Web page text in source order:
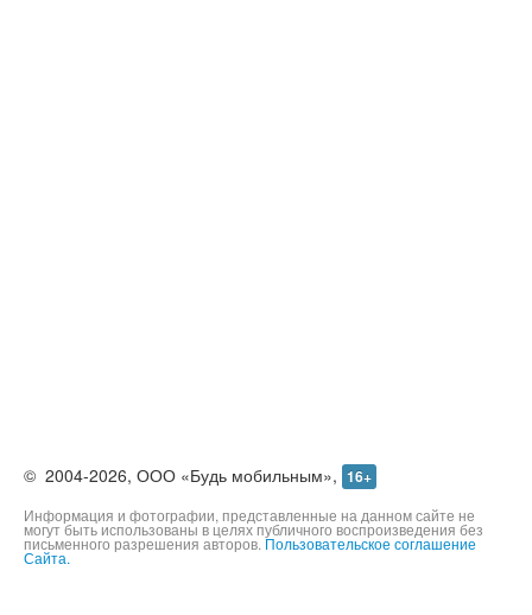
© 2004-2026, ООО «Будь мобильным», 16+
Информация и фотографии, представленные на данном сайте не
могут быть использованы в целях публичного воспроизведения без
письменного разрешения авторов. Пользовательское соглашение
Сайта.